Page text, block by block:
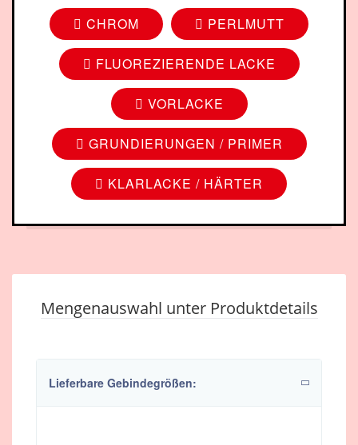
CHROM PERLMUTT
FLUOREZIERENDE LACKE
VORLACKE
GRUNDIERUNGEN / PRIMER
KLARLACKE / HÄRTER
Mengenauswahl unter Produktdetails
Lieferbare Gebindegrößen: